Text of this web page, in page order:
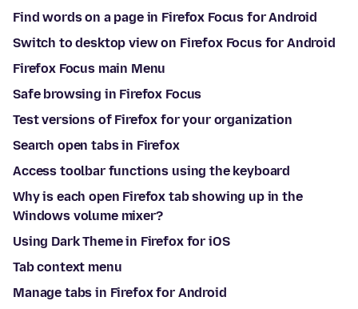
Find words on a page in Firefox Focus for Android
Switch to desktop view on Firefox Focus for Android
Firefox Focus main Menu
Safe browsing in Firefox Focus
Test versions of Firefox for your organization
Search open tabs in Firefox
Access toolbar functions using the keyboard
Why is each open Firefox tab showing up in the
Windows volume mixer?
Using Dark Theme in Firefox for iOS
Tab context menu
Manage tabs in Firefox for Android